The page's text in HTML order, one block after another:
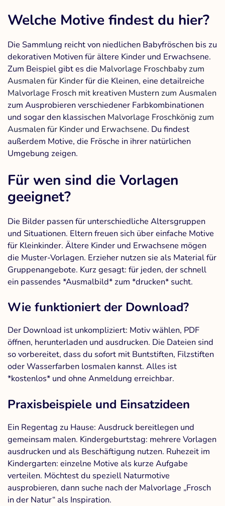
Welche Motive findest du hier?
Die Sammlung reicht von niedlichen Babyfröschen bis zu
dekorativen Motiven für ältere Kinder und Erwachsene.
Zum Beispiel gibt es die Malvorlage Froschbaby zum
Ausmalen für Kinderfür die Kleinen, eine detailreiche
Malvorlage Frosch mit kreativen Mustern zum Ausmalen
zum Ausprobieren verschiedener Farbkombinationen
und sogar den klassischen Malvorlage Froschkönig zum
Ausmalen für Kinder und Erwachsene. Du findest
außerdem Motive, die Frösche in ihrer natürlichen
Umgebung zeigen.
Für wen sind die Vorlagen
geeignet?
Die Bilder passen für unterschiedliche Altersgruppen
und Situationen. Eltern freuen sich über einfache Motive
für Kleinkinder. Ältere Kinder und Erwachsene mögen
die Muster-Vorlagen. Erzieher nutzen sie als Material für
Gruppenangebote. Kurz gesagt: für jeden, der schnell
ein passendes *Ausmalbild* zum *drucken* sucht.
Wie funktioniert der Download?
Der Download ist unkompliziert: Motiv wählen, PDF
öffnen, herunterladen und ausdrucken. Die Dateien sind
so vorbereitet, dass du sofort mit Buntstiften, Filzstiften
oder Wasserfarben losmalen kannst. Alles ist
*kostenlos* und ohne Anmeldung erreichbar.
Praxisbeispiele und Einsatzideen
Ein Regentag zu Hause: Ausdruck bereitlegen und
gemeinsam malen. Kindergeburtstag: mehrere Vorlagen
ausdrucken und als Beschäftigung nutzen. Ruhezeit im
Kindergarten: einzelne Motive als kurze Aufgabe
verteilen. Möchtest du speziell Naturmotive
ausprobieren, dann suche nach der Malvorlage „Frosch
in der Natur“ als Inspiration.